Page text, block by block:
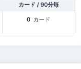
カード / 90分毎
0 カード